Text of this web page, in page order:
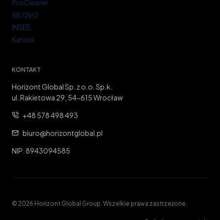
ProCleaner
AB OVO
INSEE
Kariera
KONTAKT
Horizont Global Sp. z o.o. Sp.k.
ul. Rakietowa 29, 54-615 Wrocław
+48 578 498 493
biuro@horizontglobal.pl
NIP: 8943094585
© 2026 Horizont Global Group. Wszelkie prawa zastrzeżone.